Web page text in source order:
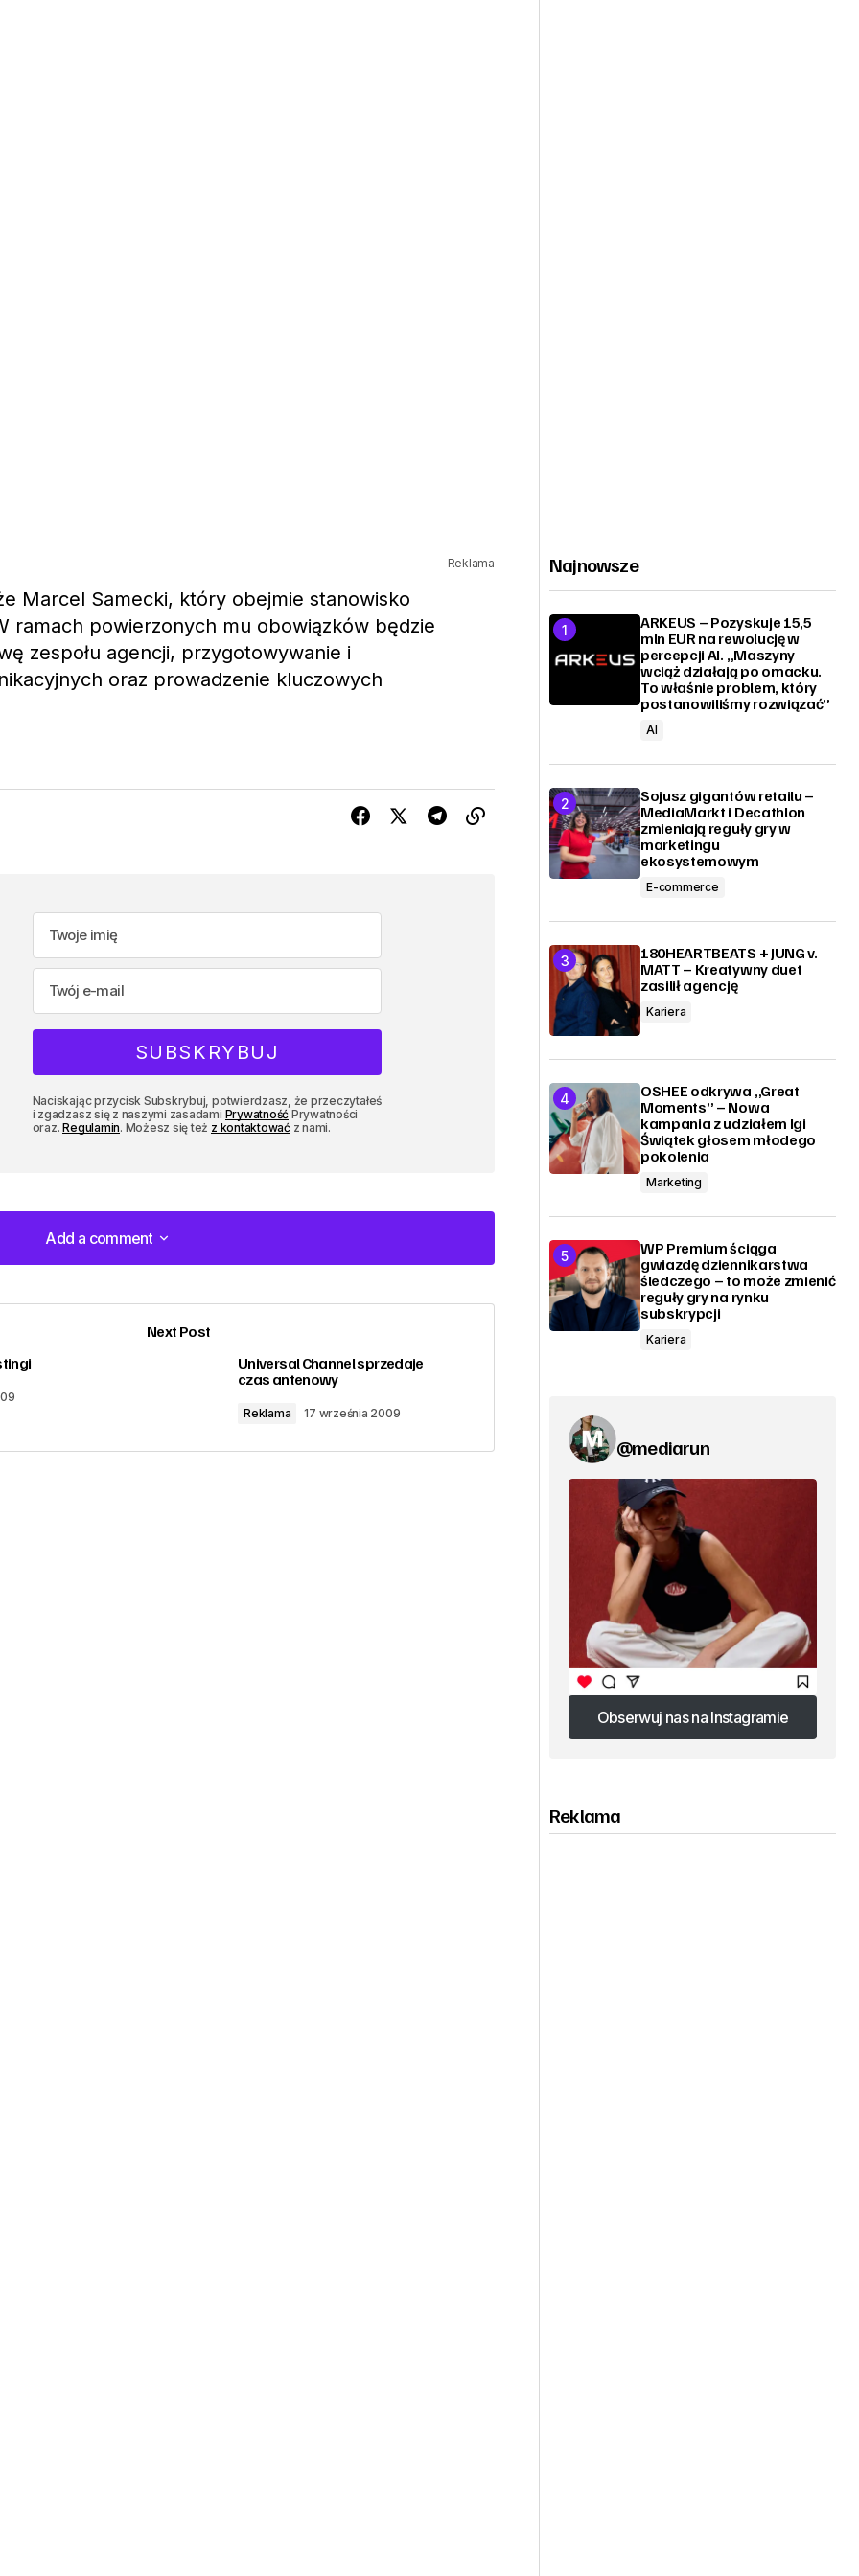
Reklama
Marcel Samecki, który obejmie stanowisko
ramach powierzonych mu obowiązków będzie
zespołu agencji, przygotowywanie i
oraz prowadzenie kluczowych
Naciskając przycisk Subskrybuj, potwierdzasz, że przeczytałeś
i zgadzasz się z naszymi zasadami Prywatność Prywatności
oraz.Regulamin. Możesz się też z kontaktowaćz nami.
Add a comment
Add a comment
Next Post
Universal Channel sprzedaje
czas antenowy
Reklama 17 września 2009
Najnowsze
ARKEUS – Pozyskuje 15,5
mln EUR na rewolucję w
percepcji AI. „Maszyny
wciąż działają po omacku.
To właśnie problem, który
postanowiliśmy rozwiązać”
AI
Sojusz gigantów retailu –
MediaMarkt i Decathlon
zmieniają reguły gry w
marketingu
ekosystemowym
E-commerce
180HEARTBEATS + JUNG v.
MATT – Kreatywny duet
zasilił agencję
Kariera
OSHEE odkrywa „Great
Moments” – Nowa
kampania z udziałem Igi
Świątek głosem młodego
pokolenia
Marketing
WP Premium ściąga
gwiazdę dziennikarstwa
śledczego – to może zmienić
reguły gry na rynku
subskrypcji
Kariera
@mediarun
Obserwuj nas na Instagramie
Obserwuj nas na Instagramie
Reklama